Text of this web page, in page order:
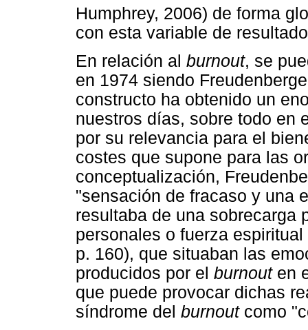
Humphrey, 2006) de forma
con esta variable de
En relación al burnout, se
en 1974 siendo
constructo ha obtenido un
nuestros días, sobre todo en
por su relevancia para el
costes que supone para las
conceptualización,
"sensación de fracaso y una
resultaba de una sobrecarga
personales o fuerza
p. 160), que situaban las
producidos por el burnouten
que puede provocar dichas
síndrome del burnoutcomo